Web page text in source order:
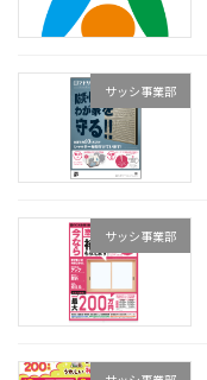
サッシ事業部
サッシ事業部